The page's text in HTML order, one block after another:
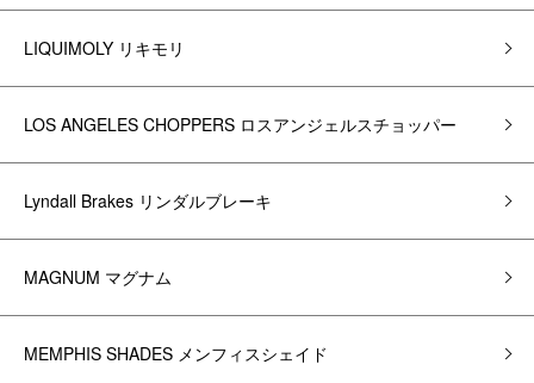
LIQUIMOLY リキモリ
LOS ANGELES CHOPPERS ロスアンジェルスチョッパー
Lyndall Brakes リンダルブレーキ
MAGNUM マグナム
MEMPHIS SHADES メンフィスシェイド